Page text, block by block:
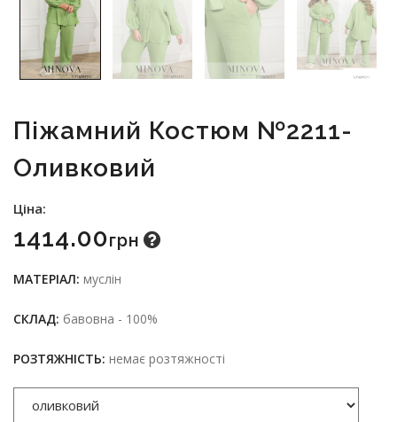
Піжамний Костюм №2211-
Оливковий
Ціна:
1414.00Грн
МАТЕРІАЛ: муслін
СКЛАД: бавовна - 100%
РОЗТЯЖНІСТЬ: немає розтяжності